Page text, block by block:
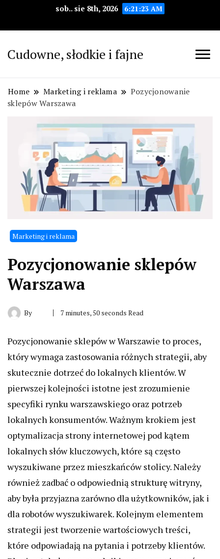
sob.. sie 8th, 2026 6:21:24 AM
Cudowne, słodkie i fajne
Home Marketing i reklama
Pozycjonowanie
sklepów Warszawa
Marketing i reklama
Pozycjonowanie sklepów
Warszawa
By 7 minutes, 50 seconds Read
Pozycjonowanie sklepów w Warszawie to proces,
który wymaga zastosowania różnych strategii, aby
skutecznie dotrzeć do lokalnych klientów. W
pierwszej kolejności istotne jest zrozumienie
specyfiki rynku warszawskiego oraz potrzeb
lokalnych konsumentów. Ważnym krokiem jest
optymalizacja strony internetowej pod kątem
lokalnych słów kluczowych, które są często
wyszukiwane przez mieszkańców stolicy. Należy
również zadbać o odpowiednią strukturę witryny,
aby była przyjazna zarówno dla użytkowników, jak i
dla robotów wyszukiwarek. Kolejnym elementem
strategii jest tworzenie wartościowych treści,
które odpowiadają na pytania i potrzeby klientów.